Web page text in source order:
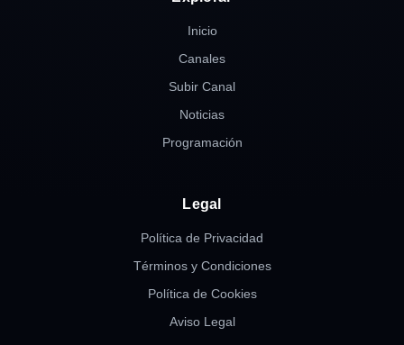
Inicio
Canales
Subir Canal
Noticias
Programación
Legal
Política de Privacidad
Términos y Condiciones
Política de Cookies
Aviso Legal